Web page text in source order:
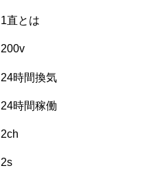
1直とは
200v
24時間換気
24時間稼働
2ch
2s